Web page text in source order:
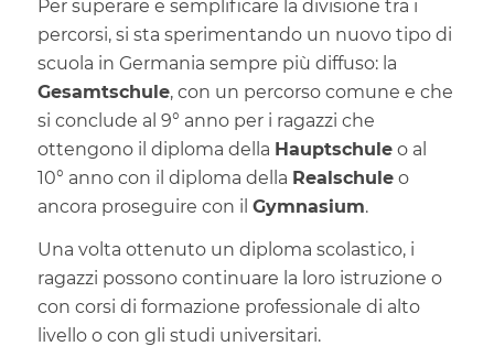
Per superare e semplificare la divisione tra i
percorsi, si sta sperimentando un nuovo tipo di
scuola in Germania sempre più diffuso: la
Gesamtschule, con un percorso comune e che
si conclude al 9° anno per i ragazzi che
ottengono il diploma della Hauptschuleo al
10° anno con il diploma della Realschuleo
ancora proseguire con il Gymnasium.
Una volta ottenuto un diploma scolastico, i
ragazzi possono continuare la loro istruzione o
con corsi di formazione professionale di alto
livello o con gli studi universitari.